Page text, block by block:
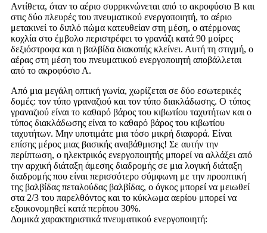
Αντίθετα, όταν το αέριο συρρικνώνεται από το ακροφύσιο Β και
στις δύο πλευρές του πνευματικού ενεργοποιητή, το αέριο
μετακινεί το διπλό πώμα κατευθείαν στη μέση, ο ατέρμονας
κοχλία στο έμβολο περιστρέφει το γρανάζι κατά 90 μοίρες
δεξιόστροφα και η βαλβίδα διακοπής κλείνει. Αυτή τη στιγμή, ο
αέρας στη μέση του πνευματικού ενεργοποιητή αποβάλλεται
από το ακροφύσιο Α.
Από μια μεγάλη οπτική γωνία, χωρίζεται σε δύο εσωτερικές
δομές: τον τύπο γραναζιού και τον τύπο διακλάδωσης. Ο τύπος
γραναζιού είναι το καθαρό βάρος του κιβωτίου ταχυτήτων και ο
τύπος διακλάδωσης είναι το καθαρό βάρος του κιβωτίου
ταχυτήτων. Μην υποτιμάτε μια τόσο μικρή διαφορά. Είναι
επίσης μέρος μιας βασικής αναβάθμισης! Σε αυτήν την
περίπτωση, ο ηλεκτρικός ενεργοποιητής μπορεί να αλλάξει από
την αρχική διάταξη άμεσης διαδρομής σε μια λογική διάταξη
διαδρομής που είναι περισσότερο σύμφωνη με την προοπτική
της βαλβίδας πεταλούδας βαλβίδας, ο όγκος μπορεί να μειωθεί
στα 2/3 του παρελθόντος και το κύκλωμα αερίου μπορεί να
εξοικονομηθεί κατά περίπου 30%.
Δομικά χαρακτηριστικά πνευματικού ενεργοποιητή: